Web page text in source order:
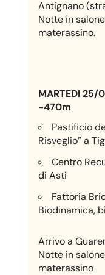
Antignano
Notte in
materassino.
MARTEDI
-470m
Pastificio
Risveglio” a
Centro
di Asti
Fattoria
Biodinamica,
Arrivo a
Notte in
materassino